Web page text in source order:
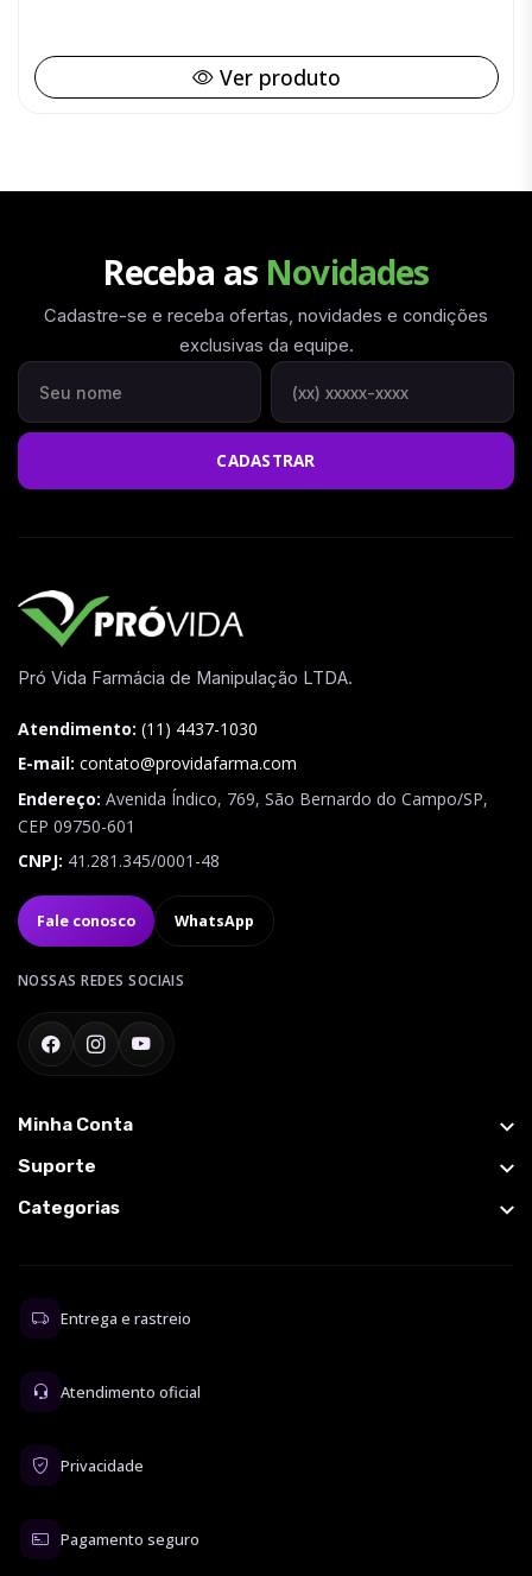
Ver produto
Receba as Novidades
Cadastre-se e receba ofertas, novidades e condições
exclusivas da equipe.
Seu nome Seu WhatsApp
CADASTRAR
Pró Vida Farmácia de Manipulação LTDA.
Atendimento: (11) 4437-1030
E-mail: contato@providafarma.com
Endereço: Avenida Índico, 769, São Bernardo do Campo/SP,
CEP 09750-601
CNPJ: 41.281.345/0001-48
Fale conosco WhatsApp
NOSSAS REDES SOCIAIS
FacebookInstagramYouTube
Minha Conta
Suporte
Categorias
Entrega e rastreio
Atendimento oficial
Privacidade
Pagamento seguro